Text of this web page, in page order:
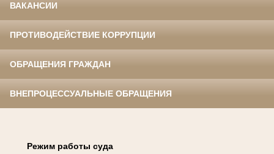
ВАКАНСИИ
ПРОТИВОДЕЙСТВИЕ КОРРУПЦИИ
ОБРАЩЕНИЯ ГРАЖДАН
ВНЕПРОЦЕССУАЛЬНЫЕ ОБРАЩЕНИЯ
Режим работы суда